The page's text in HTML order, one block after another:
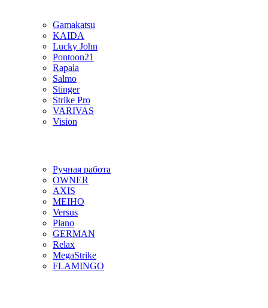
Gamakatsu
KAIDA
Lucky John
Pontoon21
Rapala
Salmo
Stinger
Strike Pro
VARIVAS
Vision
Ручная работа
OWNER
AXIS
MEIHO
Versus
Plano
GERMAN
Relax
MegaStrike
FLAMINGO